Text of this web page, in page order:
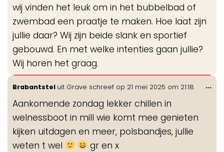
wij vinden het leuk om in het bubbelbad of
zwembad een praatje te maken. Hoe laat zijn
jullie daar? Wij zijn beide slank en sportief
gebouwd. En met welke intenties gaan jullie?
Wij horen het graag.
Brabantstel uit Grave schreef op 21 mei 2025 om 21:18
Aankomende zondag lekker chillen in
welnessboot in mill wie komt mee genieten
kijken uitdagen en meer, polsbandjes, jullie
weten t wel
gr en x
...